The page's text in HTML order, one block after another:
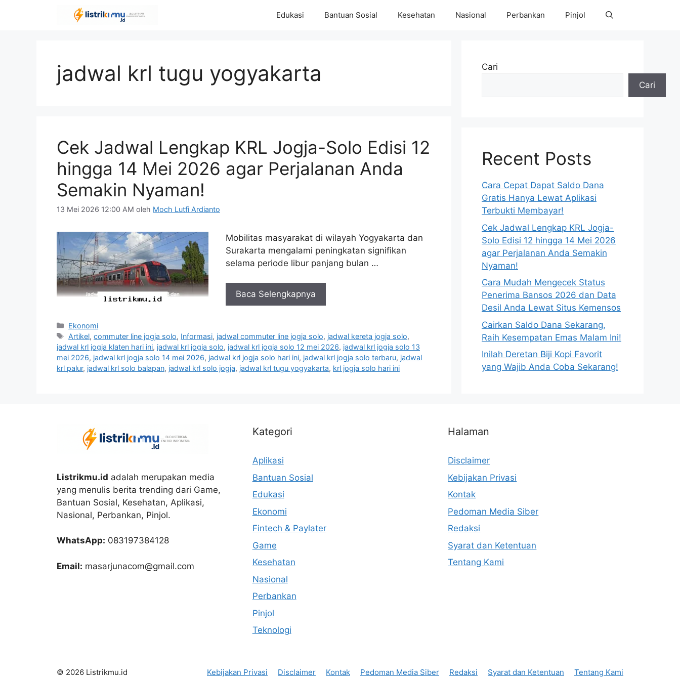
Edukasi Bantuan Sosial Kesehatan Nasional Perbankan Pinjol
jadwal krl tugu yogyakarta
Cek Jadwal Lengkap KRL Jogja-Solo Edisi 12
hingga 14 Mei 2026 agar Perjalanan Anda
Semakin Nyaman!
13 Mei 2026 12:00 AM oleh Moch Lutfi Ardianto
Mobilitas masyarakat di wilayah Yogyakarta dan
Surakarta mengalami peningkatan signifikan
selama periode libur panjang bulan …
Baca Selengkapnya
Kategori
Ekonomi
Tag
Artikel,commuter line jogja solo, Informasi, jadwal commuter line jogja solo, jadwal kereta jogja solo,
jadwal krl jogja klaten hari ini, jadwal krl jogja solo, jadwal krl jogja solo 12 mei 2026, jadwal krl jogja solo 13
mei 2026, jadwal krl jogja solo 14 mei 2026, jadwal krl jogja solo hari ini, jadwal krl jogja solo terbaru, jadwal
krl palur, jadwal krl solo balapan, jadwal krl solo jogja, jadwal krl tugu yogyakarta, krl jogja solo hari ini
Cari
Cari
Recent Posts
Cara Cepat Dapat Saldo Dana
Gratis Hanya Lewat Aplikasi
Terbukti Membayar!
Cek Jadwal Lengkap KRL Jogja-
Solo Edisi 12 hingga 14 Mei 2026
agar Perjalanan Anda Semakin
Nyaman!
Cara Mudah Mengecek Status
Penerima Bansos 2026 dan Data
Desil Anda Lewat Situs Kemensos
Cairkan Saldo Dana Sekarang,
Raih Kesempatan Emas Malam Ini!
Inilah Deretan Biji Kopi Favorit
yang Wajib Anda Coba Sekarang!
Listrikmu.id adalah merupakan media
yang menulis berita trending dari Game,
Bantuan Sosial, Kesehatan, Aplikasi,
Nasional, Perbankan, Pinjol.
WhatsApp: 083197384128
Email: masarjunacom@gmail.com
Kategori
Aplikasi
Bantuan Sosial
Edukasi
Ekonomi
Fintech & Paylater
Game
Kesehatan
Nasional
Perbankan
Pinjol
Teknologi
Halaman
Disclaimer
Kebijakan Privasi
Kontak
Pedoman Media Siber
Redaksi
Syarat dan Ketentuan
Tentang Kami
Kebijakan Privasi Disclaimer Kontak Pedoman Media Siber Redaksi Syarat dan Ketentuan Tentang Kami
© 2026 Listrikmu.id